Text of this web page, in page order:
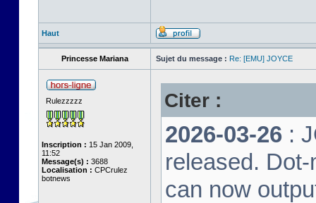
Haut
Princesse Mariana Sujet du message : Re: [EMU] JOYCE
Rulezzzzz
Inscription : 15 Jan 2009,
11:52
Message(s) : 3688
Localisation : CPCrulez
botnews
Citer :
2026-03-26 :
released.
can now